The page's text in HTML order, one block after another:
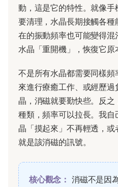
動，這是它的特性。就像
要清理，水晶長期接觸各
在的振動頻率也可能變得
水晶「重開機」，恢復它原
不是所有水晶都需要同樣
來進行療癒工作、或經歷
晶，消磁就要勤快些。反
種類，頻率可以拉長。我
晶「摸起來」不再輕透，或
就是該消磁的訊號。
核心觀念： 消磁不是因